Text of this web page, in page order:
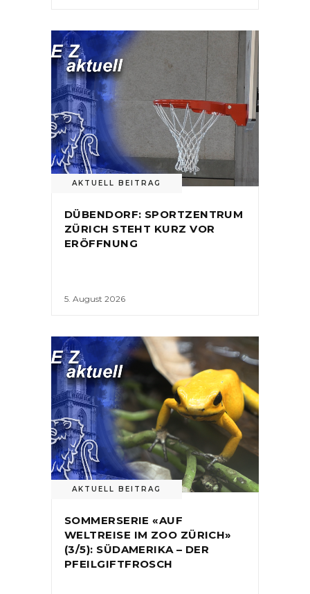
AKTUELL BEITRAG
DÜBENDORF: SPORTZENTRUM
ZÜRICH STEHT KURZ VOR
ERÖFFNUNG
5. August 2026
AKTUELL BEITRAG
SOMMERSERIE «AUF
WELTREISE IM ZOO ZÜRICH»
(3/5): SÜDAMERIKA – DER
PFEILGIFTFROSCH